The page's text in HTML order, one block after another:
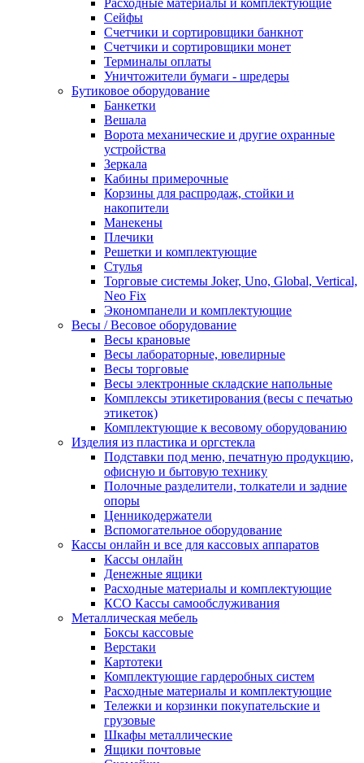
Расходные материалы и комплектующие
Сейфы
Счетчики и сортировщики банкнот
Счетчики и сортировщики монет
Терминалы оплаты
Уничтожители бумаги - шредеры
Бутиковое оборудование
Банкетки
Вешала
Ворота механические и другие охранные
устройства
Зеркала
Кабины примерочные
Корзины для распродаж, стойки и
накопители
Манекены
Плечики
Решетки и комплектующие
Стулья
Торговые системы Joker, Uno, Global, Vertical,
Neo Fix
Экономпанели и комплектующие
Весы / Весовое оборудование
Весы крановые
Весы лабораторные, ювелирные
Весы торговые
Весы электронные складские напольные
Комплексы этикетирования (весы с печатью
этикеток)
Комплектующие к весовому оборудованию
Изделия из пластика и оргстекла
Подставки под меню, печатную продукцию,
офисную и бытовую технику
Полочные разделители, толкатели и задние
опоры
Ценникодержатели
Вспомогательное оборудование
Кассы онлайн и все для кассовых аппаратов
Кассы онлайн
Денежные ящики
Расходные материалы и комплектующие
КСО Кассы самообслуживания
Металлическая мебель
Боксы кассовые
Верстаки
Картотеки
Комплектующие гардеробных систем
Расходные материалы и комплектующие
Тележки и корзинки покупательские и
грузовые
Шкафы металлические
Ящики почтовые